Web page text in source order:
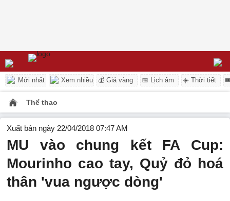
Mới nhất Xem nhiều 💰 Giá vàng 📅 Lịch âm ☀️ Thời tiết
Thể thao
Xuất bản ngày 22/04/2018 07:47 AM
MU vào chung kết FA Cup:
Mourinho cao tay, Quỷ đỏ hoá
thân 'vua ngược dòng'